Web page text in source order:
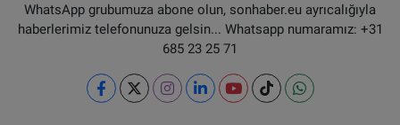
WhatsApp grubumuza abone olun, sonhaber.eu ayrıcalığıyla
haberlerimiz telefonunuza gelsin... Whatsapp numaramız: +31
685 23 25 71